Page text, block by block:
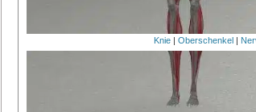
Knie| Oberschenkel|